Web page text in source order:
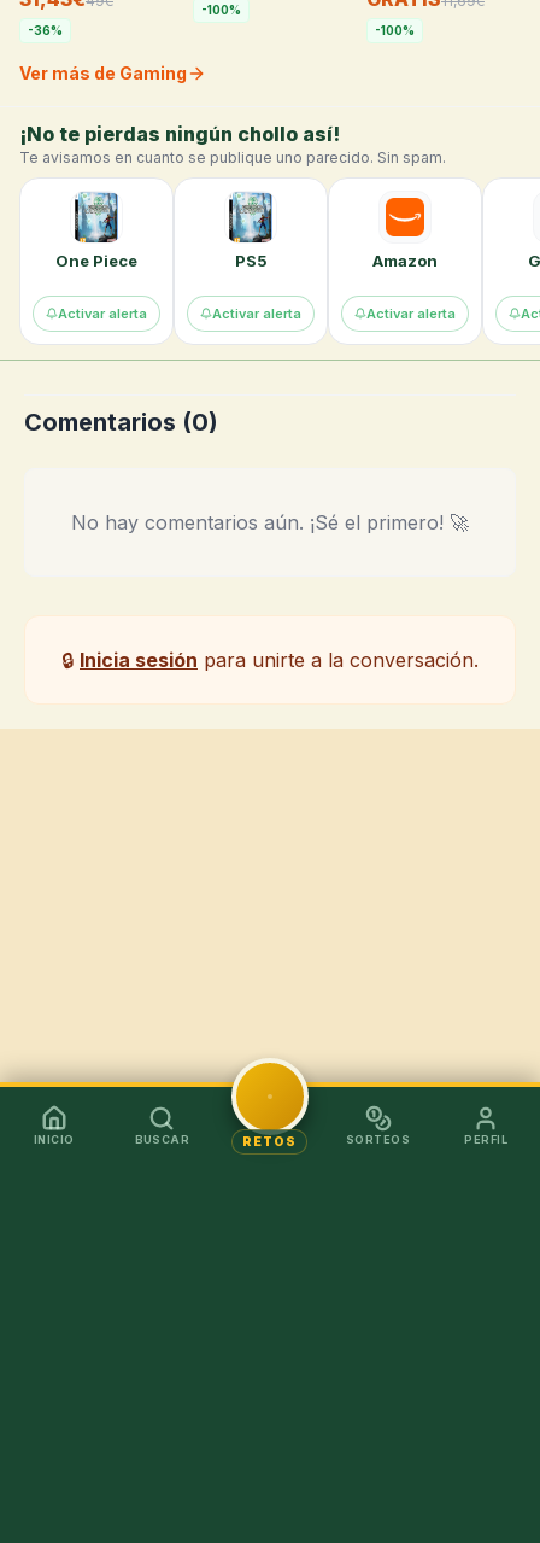
-36%
-100%
-100%
Ver más de Gaming
¡No te pierdas ningún chollo así!
Te avisamos en cuanto se publique uno parecido. Sin spam.
One Piece
Activar alerta
PS5
Activar alerta
Amazon
Activar alerta
Comentarios (0)
No hay comentarios aún. ¡Sé el primero! 🚀
🔒 Inicia sesión para unirte a la conversación.
INICIO BUSCAR RETOS SORTEOS PERFIL